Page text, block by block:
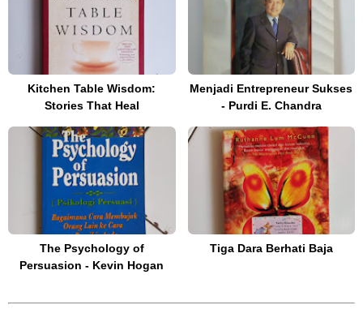
Kitchen Table Wisdom:
Stories That Heal
Menjadi Entrepreneur Sukses
- Purdi E. Chandra
The Psychology of
Persuasion - Kevin Hogan
Tiga Dara Berhati Baja